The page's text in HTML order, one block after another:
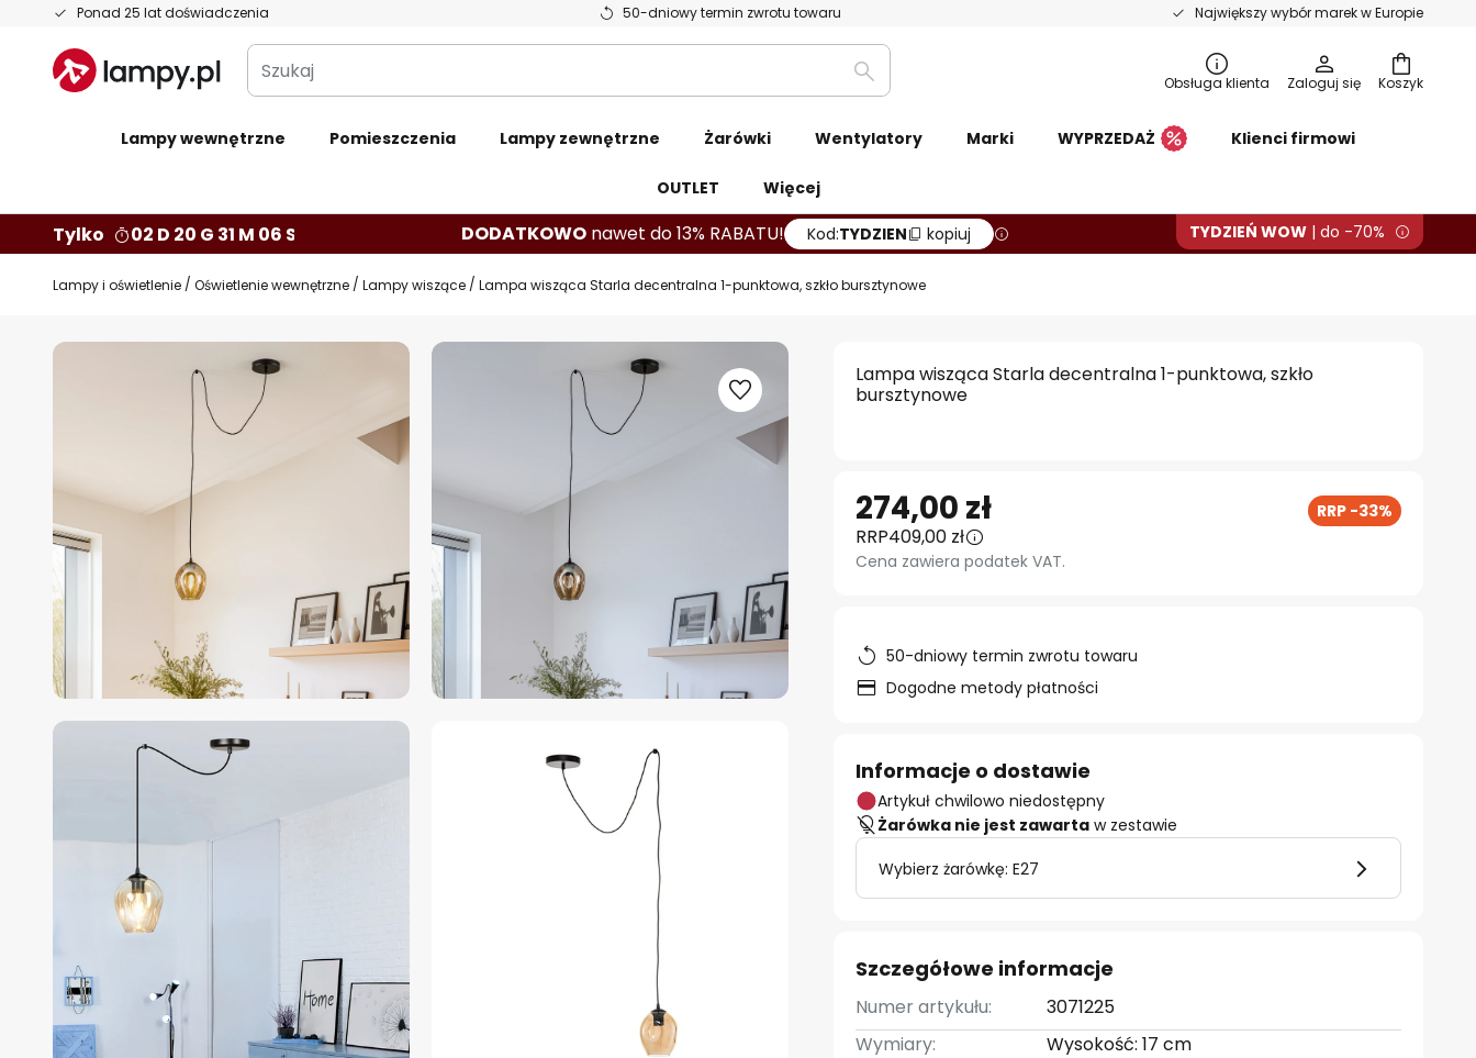
Ponad 25 lat doświadczenia 50-dniowy termin zwrotu towaru Największy wybór marek w Europie
Przejdź
treści
Koszyk
Szukaj
Szukaj
Obsługa klienta Zaloguj się
Lampy wewnętrzne Pomieszczenia Lampy zewnętrzne Żarówki Wentylatory Marki WYPRZEDAŻ Klienci firmowi
OUTLET Więcej
Tylko 02 D 20 G 31 M 05 S DODATKOWO nawet do 13% RABATU! Kod:TYDZIEN kopiuj TYDZIEŃ WOW | do -70%
Lampy i oświetlenie Oświetlenie wewnętrzne Lampy wiszące Lampa wisząca Starla decentralna 1-punktowa, szkło bursztynowe
Przejdź
Lampa wisząca Starla decentralna 1-punktowa, szkło
bursztynowe
274,00 zł RRP -33%
RRP409,00 zł
Cena zawiera podatek VAT.
50-dniowy termin zwrotu towaru
Dogodne metody płatności
Informacje o dostawie
Artykuł chwilowo niedostępny
Żarówka nie jest zawarta w zestawie
Wybierz żarówkę: E27
Szczegółowe informacje
Numer artykułu:
3071225
Wymiary:
Wysokość: 17 cm